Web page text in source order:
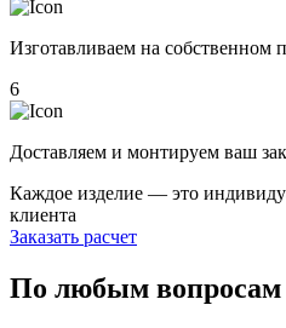
Изготавливаем на собственном
6
Доставляем и монтируем ваш
Каждое изделие — это
клиента
Заказать расчет
По любым